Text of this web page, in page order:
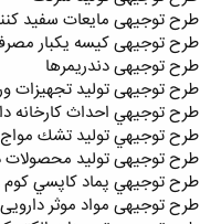
طرح توجيه‍ی مايعات سفيد
طرح توجيهی كيسه يكبار
طرح توجيهی دندريمرها
طرح توجيهی توليد تجهيزات
طرح توجيهي احداث كارخانه
طرح توجيهي توليد تشك
طرح توجيهی توليد محصولات
طرح توجيهي پماد كاپسي
طرح توجيهی مواد موثر دارويی